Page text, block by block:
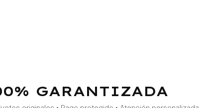
GARANTIZADA